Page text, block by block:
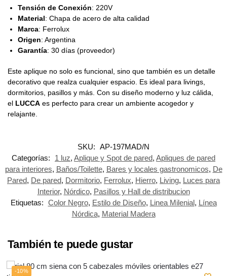
Tensión de Conexión: 220V
Material: Chapa de acero de alta calidad
Marca: Ferrolux
Origen: Argentina
Garantía: 30 días (proveedor)
Este aplique no solo es funcional, sino que también es un detalle
decorativo que realza cualquier espacio. Es ideal para livings,
dormitorios, pasillos y más. Con su diseño moderno y luz cálida,
el LUCCA es perfecto para crear un ambiente acogedor y
relajante.
SKU: AP-197MAD/N
Categorías:
1 luz, Aplique y Spot de pared, Apliques de pared
para interiores, Baños/Toilette, Bares y locales gastronomicos, De
Pared, De pared, Dormitorio, Ferrolux, Hierro, Living, Luces para
Interior, Nórdico, Pasillos y Hall de distribucion
Etiquetas: Color Negro, Estilo de Diseño, Linea Milenial, Línea
Nórdica, Material Madera
También te puede gustar
-10%